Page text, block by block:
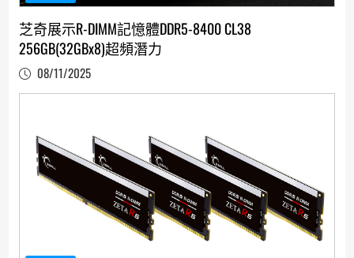
芝奇展示R-DIMM記憶體DDR5-8400 CL38
256GB(32GBx8)超頻潛力
08/11/2025